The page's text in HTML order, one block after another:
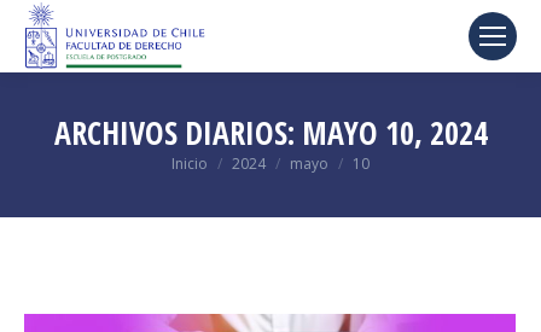
ARCHIVOS DIARIOS: MAYO 10, 2024
Estás aquí:
Inicio 2024 mayo 10